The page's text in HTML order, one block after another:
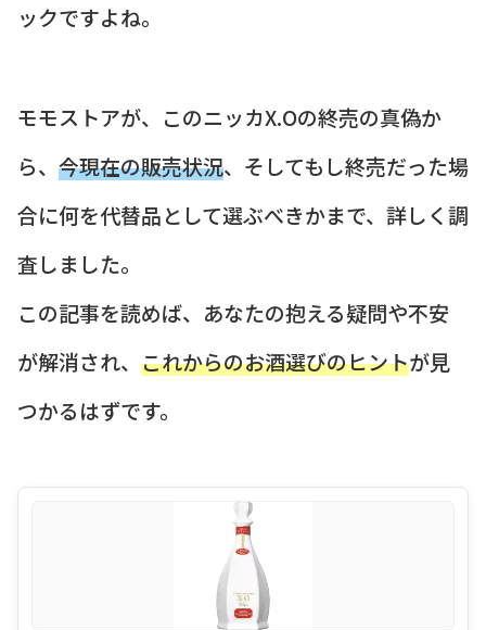
ックですよね。
モモストアが、このニッカX.Oの終売の真偽か
ら、 今現在の販売状況、そしてもし終売だった場
合に何を代替品として選ぶべきかまで、詳しく調
査しました。
この記事を読めば、あなたの抱える疑問や不安
が解消され、 これからのお酒選びのヒントが見
つかるはずです。